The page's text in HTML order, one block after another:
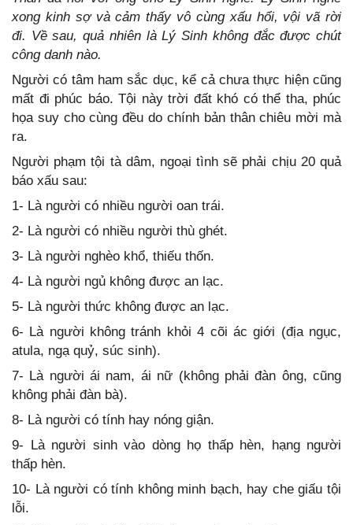
xong kinh sợ và cảm thấy vô cùng xấu hổi, vội vã rời
đi. Về sau, quả nhiên là Lý Sinh không đắc được chút
công danh nào.
Người có tâm ham sắc dục, kể cả chưa thực hiện cũng
mất đi phúc báo. Tội này trời đất khó có thể tha, phúc
họa suy cho cùng đều do chính bản thân chiêu mời mà
ra.
Người phạm tội tà dâm, ngoại tình sẽ phải chịu 20 quả
báo xấu sau:
1- Là người có nhiều người oan trái.
2- Là người có nhiều người thù ghét.
3- Là người nghèo khổ, thiếu thốn.
4- Là người ngủ không được an lạc.
5- Là người thức không được an lạc.
6- Là người không tránh khỏi 4 cõi ác giới (địa ngục,
atula, ngạ quỷ, súc sinh).
7- Là người ái nam, ái nữ (không phải đàn ông, cũng
không phải đàn bà).
8- Là người có tính hay nóng giận.
9- Là người sinh vào dòng họ thấp hèn, hạng người
thấp hèn.
10- Là người có tính không minh bạch, hay che giấu tội
lỗi.